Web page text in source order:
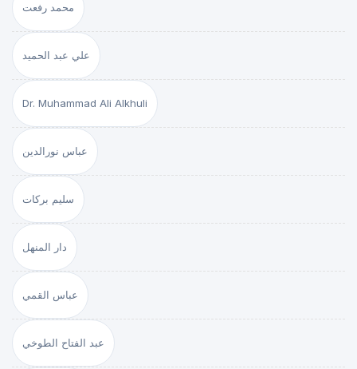
محمد رفعت
علي عبد الحميد
Dr. Muhammad Ali Alkhuli
عباس نورالدين
سليم بركات
دار المنهل
عباس القمي
عبد الفتاح الطوخي